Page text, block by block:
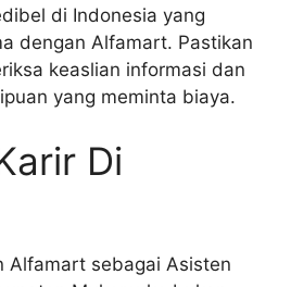
di Indonesia yang
dengan Alfamart. Pastikan
keaslian informasi dan
yang meminta biaya.
Di
Alfamart sebagai Asisten